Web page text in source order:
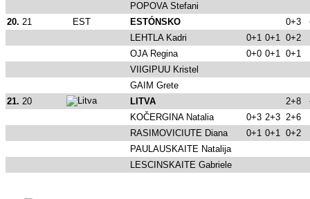
POPOVA Stefani
20. 21 EST ESTÓNSKO 0+3
LEHTLA Kadri
0+1 0+1
0+2
OJA Regina
0+0 0+1
0+1
VIIGIPUU Kristel
GAIM Grete
21. 20 LITVA 2+8
KOČERGINA Natalia
0+3 2+3
2+6
RASIMOVICIUTE Diana
0+1 0+1
0+2
PAULAUSKAITE Natalija
LESCINSKAITE Gabriele